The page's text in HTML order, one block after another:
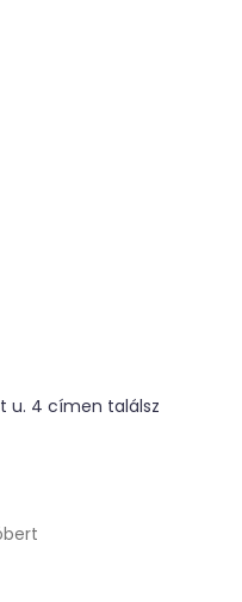
u. 4 címen találsz